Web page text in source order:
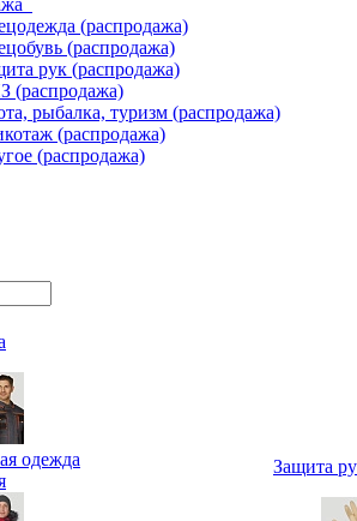
(распродажа)
(распродажа)
рук (распродажа)
(распродажа)
рыбалка, туризм (распродажа)
(распродажа)
(распродажа)
одежда
Защита